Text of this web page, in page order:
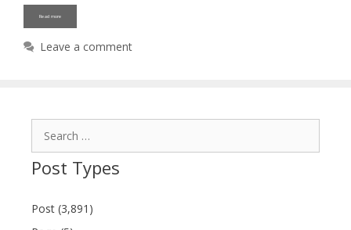
Read more
Leave a comment
Post Types
Post (3,891)